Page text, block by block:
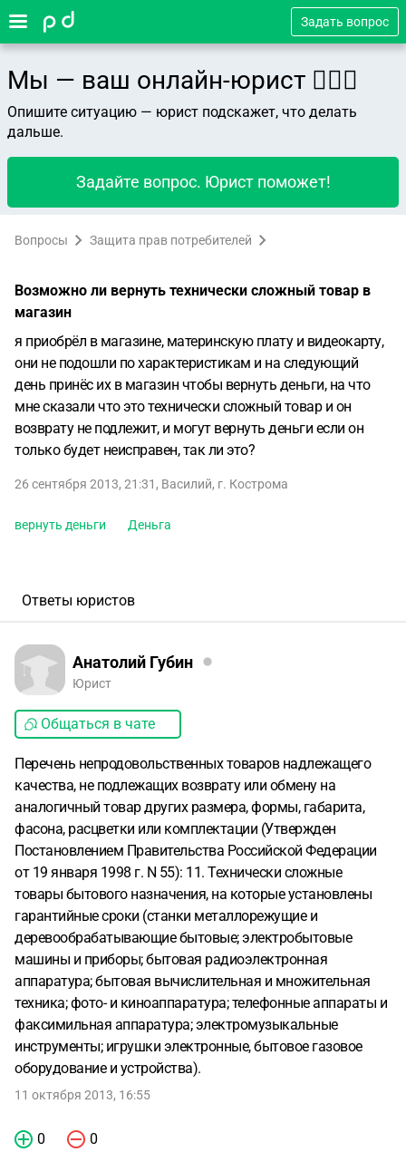
Задать вопрос
Мы — ваш онлайн-юрист 👨🏻‍⚖️
Опишите ситуацию — юрист подскажет, что делать
дальше.
Задайте вопрос. Юрист поможет!
Вопросы Защита прав потребителей
Возможно ли вернуть технически сложный товар в
магазин
я приобрёл в магазине, материнскую плату и видеокарту,
они не подошли по характеристикам и на следующий
день принёс их в магазин чтобы вернуть деньги, на что
мне сказали что это технически сложный товар и он
возврату не подлежит, и могут вернуть деньги если он
только будет неисправен, так ли это?
26 сентября 2013, 21:31 , Василий, г. Кострома
вернуть деньги Деньга
Ответы юристов
Анатолий Губин
Юрист
Общаться в чате
Перечень непродовольственных товаров надлежащего
качества, не подлежащих возврату или обмену на
аналогичный товар других размера, формы, габарита,
фасона, расцветки или комплектации (Утвержден
Постановлением Правительства Российской Федерации
от 19 января 1998 г. N 55): 11. Технически сложные
товары бытового назначения, на которые установлены
гарантийные сроки (станки металлорежущие и
деревообрабатывающие бытовые; электробытовые
машины и приборы; бытовая радиоэлектронная
аппаратура; бытовая вычислительная и множительная
техника; фото- и киноаппаратура; телефонные аппараты и
факсимильная аппаратура; электромузыкальные
инструменты; игрушки электронные, бытовое газовое
оборудование и устройства).
11 октября 2013, 16:55
0 0